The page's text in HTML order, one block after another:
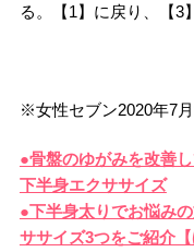
る。【1】に戻り、【3
※女性セブン2020年7
●骨盤のゆがみを改善
下半身エクササイズ
●下半身太りでお悩み
ササイズ3つをご紹介